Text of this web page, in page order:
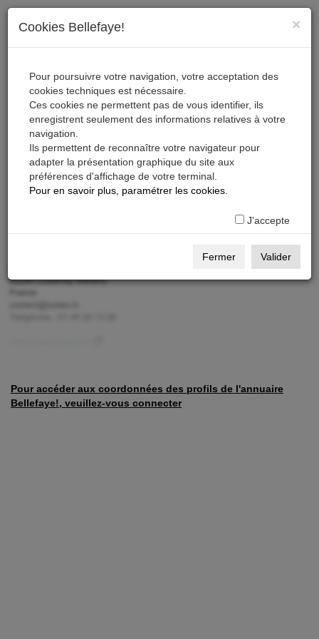
Ma page professionnelle
CONNEXION
Accueil
COMBAT
Pour accéder aux coordonnées des profils de l'annuaire
Bellefaye!, veuillez-vous connecter
×
Cookies Bellefaye!
Pour poursuivre votre navigation, votre acceptation des
cookies techniques est nécessaire.
Ces cookies ne permettent pas de vous identifier, ils
enregistrent seulement des informations relatives à votre
navigation.
Ils permettent de reconnaître votre navigateur pour
adapter la présentation graphique du site aux
préférences d'affichage de votre terminal.
Pour en savoir plus, paramétrer les cookies
J'accepte
Fermer Valider